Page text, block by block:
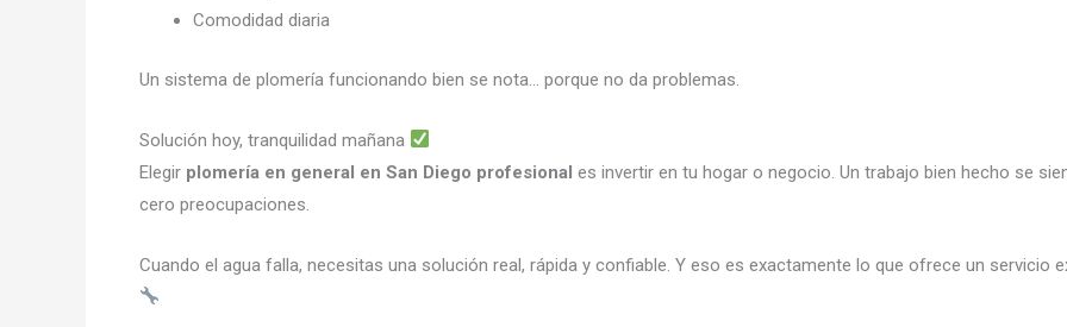
Comodidad diaria
Un sistema de plomería funcionando bien se nota… porque no da problemas.
Solución hoy, tranquilidad mañana
Elegir plomería en general en San Diego profesional es invertir en tu hogar o negocio. Un trabajo bien hecho se
cero preocupaciones.
Cuando el agua falla, necesitas una solución real, rápida y confiable. Y eso es exactamente lo que ofrece un servicio